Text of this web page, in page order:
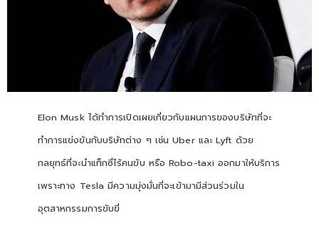
Elon Musk ได้ทำการเปิดเผยเกี่ยวกับแผนการของบริษัทที่จะ
ทำการแข่งขันกับบริษัทต่าง ๆ เช่น Uber และ Lyft ด้วย
กลยุทธ์ที่จะนำแท็กซี่ไร้คนขับ หรือ Robo-taxi ออกมาให้บริการ
เพราะทาง Tesla มีความมุ่งมั่นที่จะเข้ามามีส่วนร่วมใน
อุตสาหกรรมการขับขี่